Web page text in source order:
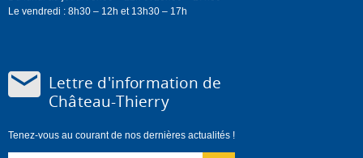
Le vendredi : 8h30 – 12h et 13h30 – 17h
Lettre d'information de
Château-Thierry
Tenez-vous au courant de nos dernières actualités !